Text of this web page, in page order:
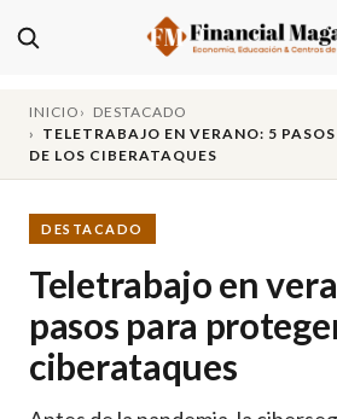
INICIO
DESTACADO
TELETRABAJO EN VERANO: 5
DE LOS CIBERATAQUES
DESTACADO
Teletrabajo en
pasos para
ciberataques